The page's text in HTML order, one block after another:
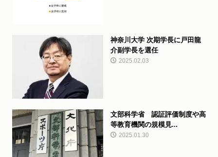
神奈川大学 次期学長に戸田龍
介副学長を選任
2025.02.03
文部科学省 認証評価制度や高
等教育機関の規模見...
2025.01.30